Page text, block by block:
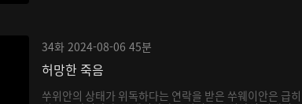
34화 2024-08-06 45분
허망한 죽음
쑤위안의 상태가 위독하다는 연락을 받은 쑤웨이안은 급